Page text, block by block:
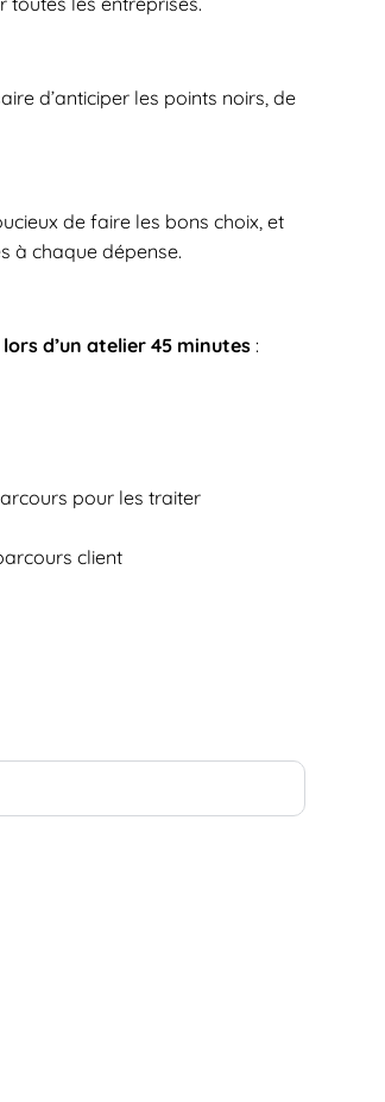
d’anticiper les points noirs, de
de faire les bons choix, et
à chaque dépense.
d’un atelier 45 minutes:
pour les traiter
client